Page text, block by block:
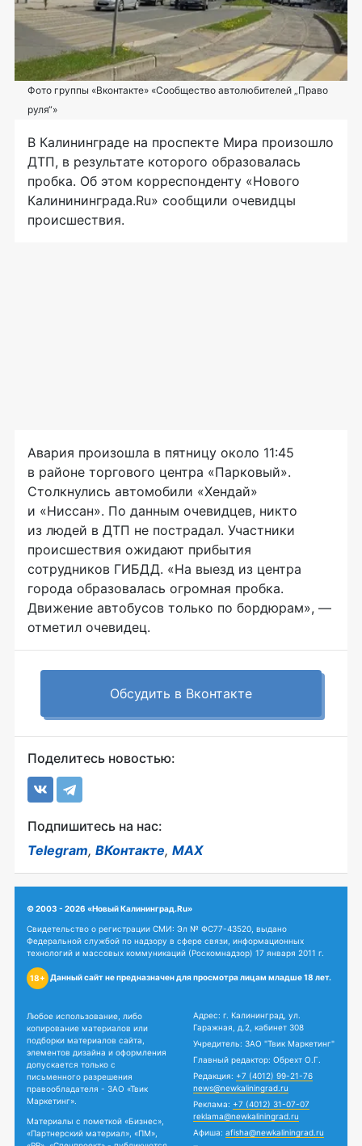
Фото группы «Вконтакте» «Сообщество автолюбителей „Право
руля“»
В Калининграде на проспекте Мира произошло
ДТП, в результате которого образовалась
пробка. Об этом корреспонденту «Нового
Калинининграда.Ru» сообщили очевидцы
происшествия.
Авария произошла в пятницу около 11:45
в районе торгового центра «Парковый».
Столкнулись автомобили «Хендай»
и «Ниссан». По данным очевидцев, никто
из людей в ДТП не пострадал. Участники
происшествия ожидают прибытия
сотрудников ГИБДД. «На выезд из центра
города образовалась огромная пробка.
Движение автобусов только по бордюрам», —
отметил очевидец.
Обсудить в Вконтакте
Поделитесь новостью:
Подпишитесь на нас:
Telegram, ВКонтакте, MAX
© 2003 - 2026 «Новый Калининград.Ru»
Свидетельство о регистрации СМИ: Эл № ФС77-43520, выдано
Федеральной службой по надзору в сфере связи, информационных
технологий и массовых коммуникаций (Роскомнадзор) 17 января 2011 г.
18+ Данный сайт не предназначен для просмотра лицам младше 18 лет.
Любое использование, либо
копирование материалов или
подборки материалов сайта,
элементов дизайна и оформления
допускается только с
письменного разрешения
правообладателя - ЗАО «Твик
Маркетинг».
Материалы с пометкой «Бизнес»,
«Партнерский материал», «ПМ»,
Адрес: г. Калининград, ул.
Гаражная, д.2, кабинет 308
Учредитель: ЗАО "Твик Маркетинг"
Главный редактор: Обрехт О.Г.
Редакция: +7 (4012) 99-21-76
news@newkaliningrad.ru
Реклама: +7 (4012) 31-07-07
reklama@newkaliningrad.ru
Афиша: afisha@newkaliningrad.ru